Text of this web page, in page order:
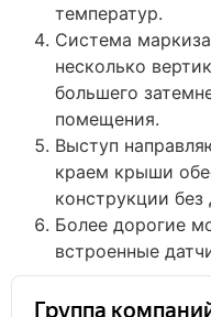
температур.
Система
несколько
большего
помещения.
Выступ
краем крыши
конструкции
Более дорогие
встроенные